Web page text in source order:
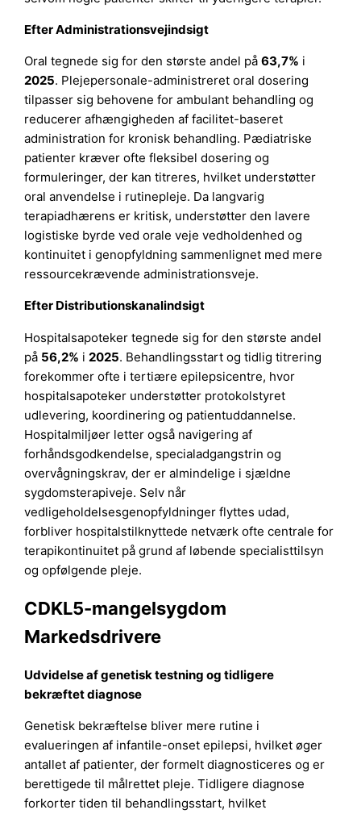
Efter Administrationsvejindsigt
Oral tegnede sig for den største andel på63,7% i
2025. Plejepersonale-administreret oral dosering
tilpasser sig behovene for ambulant behandling og
reducerer afhængigheden af facilitet-baseret
administration for kronisk behandling. Pædiatriske
patienter kræver ofte fleksibel dosering og
formuleringer, der kan titreres, hvilket understøtter
oral anvendelse i rutinepleje. Da langvarig
terapiadhærens er kritisk, understøtter den lavere
logistiske byrde ved orale veje vedholdenhed og
kontinuitet i genopfyldning sammenlignet med mere
ressourcekrævende administrationsveje.
Efter Distributionskanalindsigt
Hospitalsapoteker tegnede sig for den største andel
på 56,2% i 2025. Behandlingsstart og tidlig titrering
forekommer ofte i tertiære epilepsicentre, hvor
hospitalsapoteker understøtter protokolstyret
udlevering, koordinering og patientuddannelse.
Hospitalmiljøer letter også navigering af
forhåndsgodkendelse, specialadgangstrin og
overvågningskrav, der er almindelige i sjældne
sygdomsterapiveje. Selv når
vedligeholdelsesgenopfyldninger flyttes udad,
forbliver hospitalstilknyttede netværk ofte centrale for
terapikontinuitet på grund af løbende specialisttilsyn
og opfølgende pleje.
CDKL5-mangelsygdom
Markedsdrivere
Udvidelse af genetisk testning og tidligere
bekræftet diagnose
Genetisk bekræftelse bliver mere rutine i
evalueringen af infantile-onset epilepsi, hvilket øger
antallet af patienter, der formelt diagnosticeres og er
berettigede til målrettet pleje. Tidligere diagnose
forkorter tiden til behandlingsstart, hvilket